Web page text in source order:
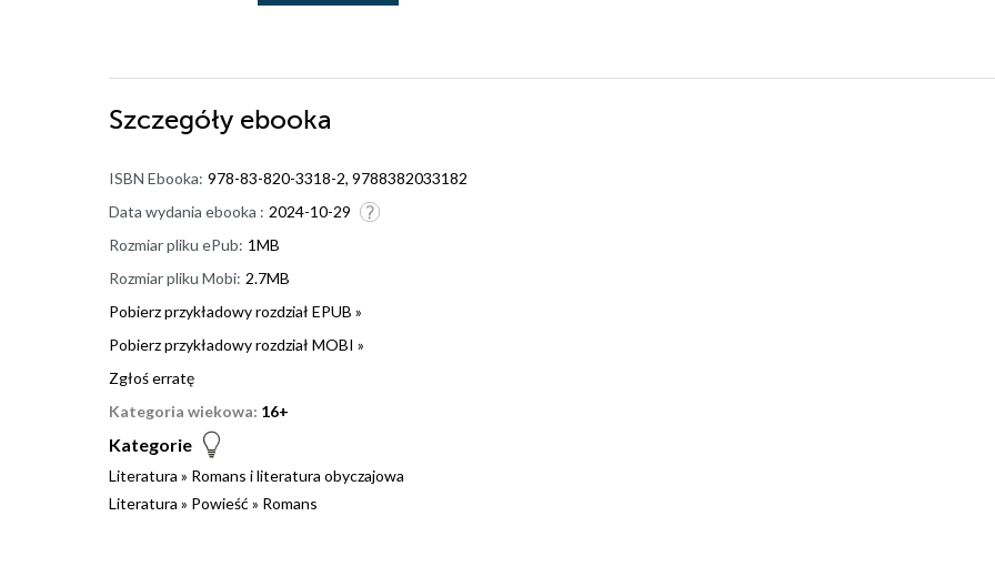
Szczegóły ebooka
ISBN Ebooka: 978-83-820-3318-2, 9788382033182
Data wydania ebooka : 2024-10-29
Rozmiar pliku ePub: 1MB
Rozmiar pliku Mobi: 2.7MB
Pobierz przykładowy rozdział EPUB »
Pobierz przykładowy rozdział MOBI »
Zgłoś erratę
Kategoria wiekowa: 16+
Kategorie
Literatura » Romans i literatura obyczajowa
Literatura » Powieść » Romans